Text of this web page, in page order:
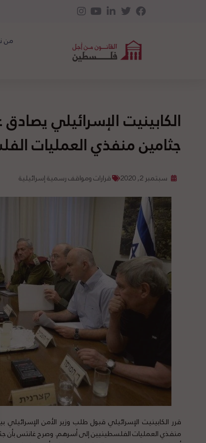
من
الكابينيت الإسرائيلي
جثامين منفذي العمليات
سبتمبر 2, 2020 قرارات ومواقف رسمية إسرائيلية
قرر الكابينيت الإسرائيلي قبول طلب وزير الأمن
منفذي العمليات الفلسطينيين إلى أسرهم. وصرح غانتس بأن